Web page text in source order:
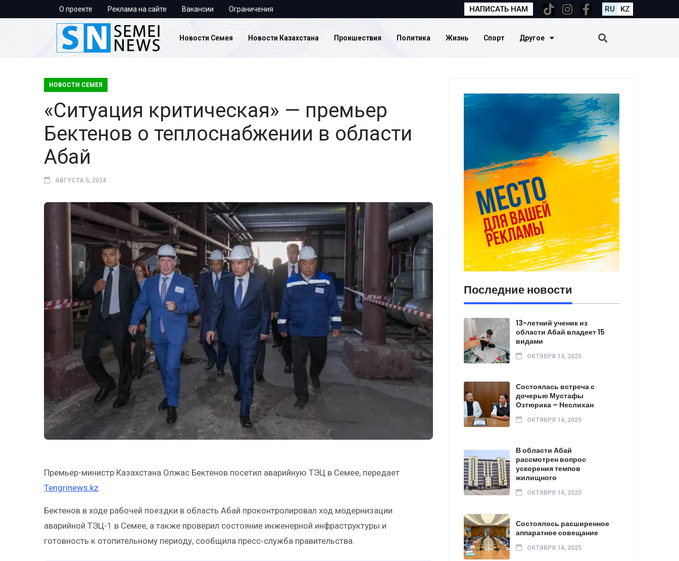
О проекте Реклама на сайте Вакансии Ограничения НАПИСАТЬ НАМ RU KZ
Новости Семея Новости Казахстана Проишествия Политика Жизнь Спорт Другое
НОВОСТИ СЕМЕЯ
«Ситуация критическая» — премьер
Бектенов о теплоснабжении в области
Абай
АВГУСТА 5, 2024
Премьер-министр Казахстана Олжас Бектенов посетил аварийную ТЭЦ в Семее, передает
Tengrinews.kz.
Бектенов в ходе рабочей поездки в область Абай проконтролировал ход модернизации
аварийной ТЭЦ-1 в Семее, а также проверил состояние инженерной инфраструктуры и
готовность к отопительному периоду, сообщила пресс-служба правительства.
Последние новости
13-летний ученик из
области Абай владеет 15
видами
ОКТЯБРЯ 14, 2025
Состоялась встреча с
дочерью Мустафы
Озтюрика – Неслихан
ОКТЯБРЯ 14, 2025
В области Абай
рассмотрен вопрос
ускорения темпов
жилищного
ОКТЯБРЯ 14, 2025
Состоялось расширенное
аппаратное совещание
ОКТЯБРЯ 14, 2025